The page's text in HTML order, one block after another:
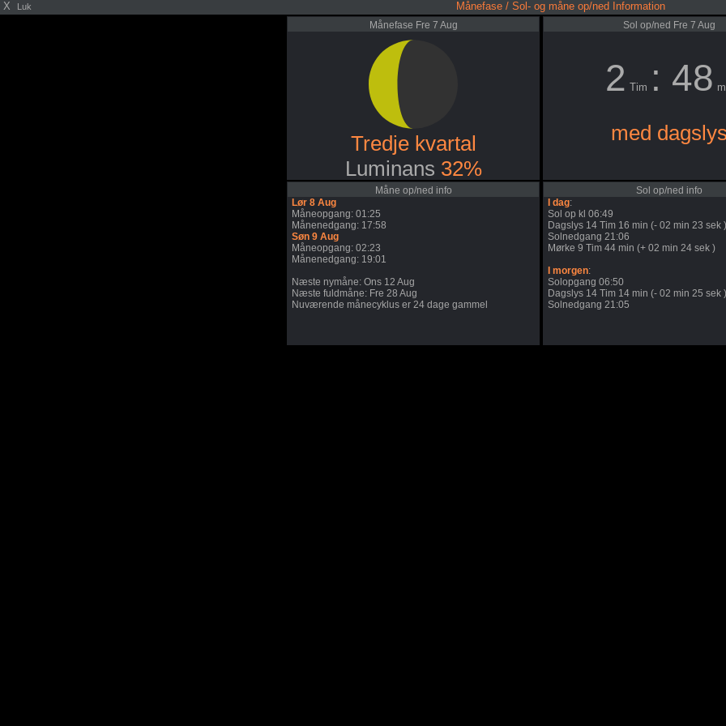
X Luk Månefase / Sol- og måne op/ned Information
Månefase Fre 7 Aug
Tredje kvartal
Luminans 32%
Sol op/ned Fre 7 Aug
2 Tim : 48
med dagslys
Måne op/ned info
Lør 8 Aug
Måneopgang: 01:25
Månenedgang: 17:58
Søn 9 Aug
Måneopgang: 02:23
Månenedgang: 19:01
Næste nymåne: Ons 12 Aug
Næste fuldmåne: Fre 28 Aug
Nuværende månecyklus er 24 dage gammel
Sol op/ned info
I dag:
Sol op kl 06:49
Dagslys 14 Tim 16 min (- 02 min 23 sek )
Solnedgang 21:06
Mørke 9 Tim 44 min (+ 02 min 24 sek )
I morgen:
Solopgang 06:50
Dagslys 14 Tim 14 min (- 02 min 25 sek )
Solnedgang 21:05